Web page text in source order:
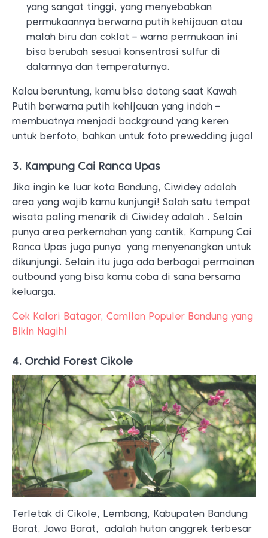
yang sangat tinggi, yang menyebabkan
permukaannya berwarna putih kehijauan atau
malah biru dan coklat – warna permukaan ini
bisa berubah sesuai konsentrasi sulfur di
dalamnya dan temperaturnya.
Kalau beruntung, kamu bisa datang saat Kawah
Putih berwarna putih kehijauan yang indah –
membuatnya menjadi background yang keren
untuk berfoto, bahkan untuk foto prewedding juga!
3. Kampung Cai Ranca Upas
Jika ingin ke luar kota Bandung, Ciwidey adalah
area yang wajib kamu kunjungi! Salah satu tempat
wisata paling menarik di Ciwidey adalah . Selain
punya area perkemahan yang cantik, Kampung Cai
Ranca Upas juga punya yang menyenangkan untuk
dikunjungi. Selain itu juga ada berbagai permainan
outbound yang bisa kamu coba di sana bersama
keluarga.
Cek Kalori Batagor, Camilan Populer Bandung yang
Bikin Nagih!
4. Orchid Forest Cikole
Terletak di Cikole, Lembang, Kabupaten Bandung
Barat, Jawa Barat, adalah hutan anggrek terbesar